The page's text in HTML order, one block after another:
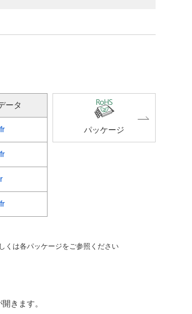
ータ
パッケージ
くは各パッケージをご参照ください
きます。